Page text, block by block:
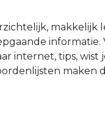
makkelijk
informatie.
internet, tips, wist
maken